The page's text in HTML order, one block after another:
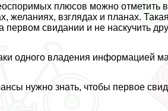
плюсов можно отметить
желаниях, взглядах и планах.
первом свидании и не наскучить
одного владения информацией
нужно знать, чтобы первое